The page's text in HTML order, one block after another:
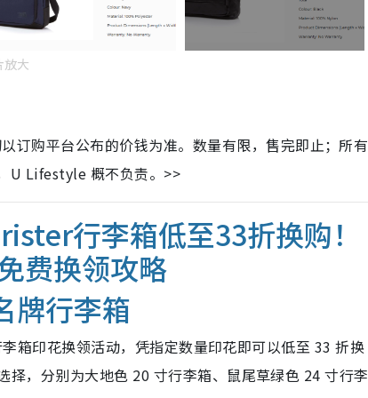
放大
订购平台公布的价钱为准。数量有限，售完即止；所有
U Lifestyle 概不负责。>>
行李箱低至33折换购！
费换领攻略
牌行李箱
箱印花换领活动，凭指定数量印花即可以低至 33 折换
择，分别为大地色 20 寸行李箱、鼠尾草绿色 24 寸行李